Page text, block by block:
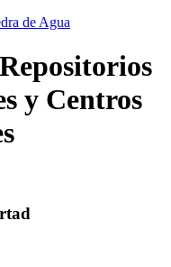
de Agua
y Centros